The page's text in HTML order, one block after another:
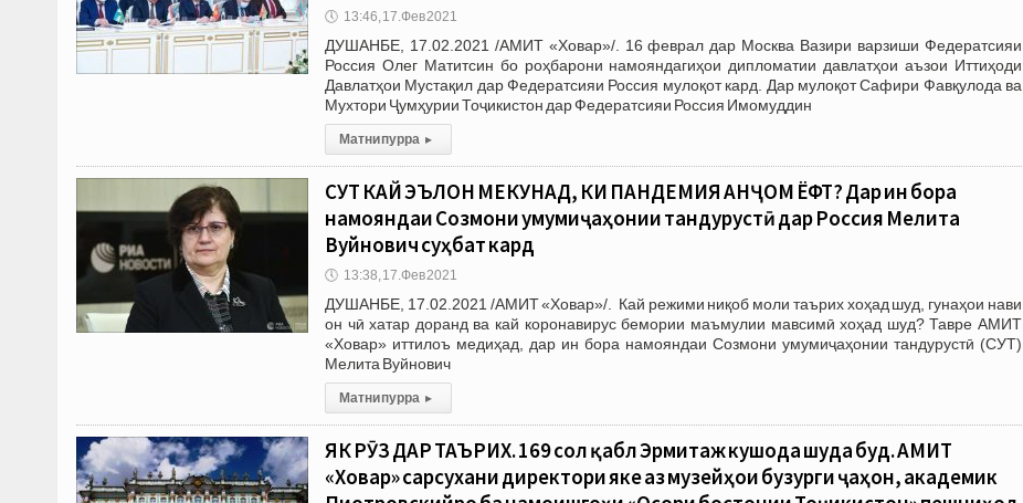
🕔 13:46, 17.Фев 2021
ДУШАНБЕ, 17.02.2021 /АМИТ «Ховар»/. 16 феврал дар Москва Вазири варзиши Федератсияи
Россия Олег Матитсин бо роҳбарони намояндагиҳои дипломатии давлатҳои аъзои Иттиҳоди
Давлатҳои Мустақил дар Федератсияи Россия мулоқот кард. Дар мулоқот Сафири Фавқулода ва
Мухтори Ҷумҳурии Тоҷикистон дар Федератсияи Россия Имомуддин
Матни пурра ▸
СУТ КАЙ ЭЪЛОН МЕКУНАД, КИ ПАНДЕМИЯ АНҶОМ ЁФТ? Дар ин бора
намояндаи Созмони умумиҷаҳонии тандурустӣ дар Россия Мелита
Вуйнович суҳбат кард
🕔 13:38, 17.Фев 2021
ДУШАНБЕ, 17.02.2021 /АМИТ «Ховар»/. Кай режими ниқоб моли таърих хоҳад шуд, гунаҳои нави
он чӣ хатар доранд ва кай коронавирус бемории маъмулии мавсимӣ хоҳад шуд? Тавре АМИТ
«Ховар» иттилоъ медиҳад, дар ин бора намояндаи Созмони умумиҷаҳонии тандурустӣ (СУТ)
Мелита Вуйнович
Матни пурра ▸
ЯК РӮЗ ДАР ТАЪРИХ. 169 сол қабл Эрмитаж кушода шуда буд. АМИТ
«Ховар» сарсухани директори яке аз музейҳои бузурги ҷаҳон, академик